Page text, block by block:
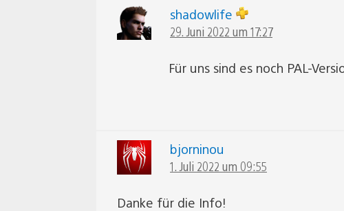
shadowlife
29. Juni 2022 um 17:27
Für uns sind es noch PAL-
bjorninou
1. Juli 2022 um 09:55
Danke für die Info!